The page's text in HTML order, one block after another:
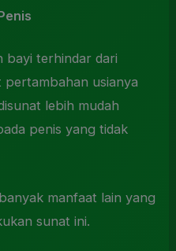
bayi terhindar dari
pertambahan usianya
lebih mudah
penis yang tidak
manfaat lain yang
sunat ini.